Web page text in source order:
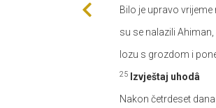
Bilo je upravo vrijeme
su se nalazili
lozu s grozdom i
25
Izvještaj uhodâ
Nakon četrdeset